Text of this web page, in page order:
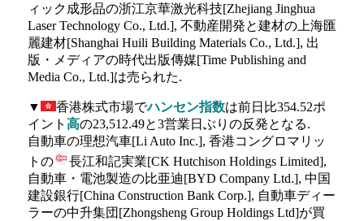
ィック成形品の浙江京華激光科技[Zhejiang Jinghua
Laser Technology Co., Ltd.], 不動産開発と建材の上海匯
麗建材[Shanghai Huili Building Materials Co., Ltd.], 出
版・メディアの時代出版傳媒[Time Publishing and
Media Co., Ltd.]は売られた.
▼ 香港株式市場でハンセン指数は前日比354.52ポ
イント 高の23,512.49と3営業日ぶりの反発となる.
自動車の理想汽車[Li Auto Inc.], 香港コングロマリッ
トの
長江和記実業[CK Hutchison Holdings Limited],
自動車・電池製造の比亜迪[BYD Company Ltd.], 中国
建設銀行[China Construction Bank Corp.], 自動車ディー
ラーの中升集団[Zhongsheng Group Holdings Ltd]が買